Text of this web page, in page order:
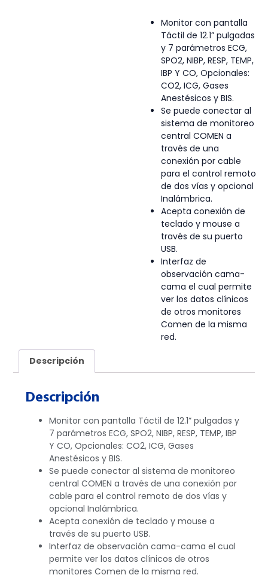
Monitor con pantalla
Táctil de 12.1” pulgadas
y 7 parámetros ECG,
SPO2, NIBP, RESP, TEMP,
IBP Y CO, Opcionales:
CO2, ICG, Gases
Anestésicos y BIS.
Se puede conectar al
sistema de monitoreo
central COMEN a
través de una
conexión por cable
para el control remoto
de dos vías y opcional
Inalámbrica.
Acepta conexión de
teclado y mouse a
través de su puerto
USB.
Interfaz de
observación cama-
cama el cual permite
ver los datos clínicos
de otros monitores
Comen de la misma
red.
Descripción
Descripción
Monitor con pantalla Táctil de 12.1” pulgadas y
7 parámetros ECG, SPO2, NIBP, RESP, TEMP, IBP
Y CO, Opcionales: CO2, ICG, Gases
Anestésicos y BIS.
Se puede conectar al sistema de monitoreo
central COMEN a través de una conexión por
cable para el control remoto de dos vías y
opcional Inalámbrica.
Acepta conexión de teclado y mouse a
través de su puerto USB.
Interfaz de observación cama-cama el cual
permite ver los datos clínicos de otros
monitores Comen de la misma red.